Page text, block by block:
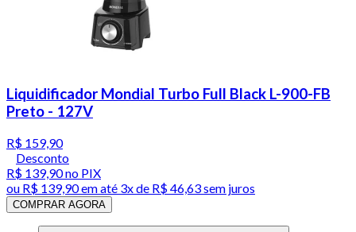
Liquidificador Mondial Turbo Full Black L-900-FB
Preto - 127V
R$ 159,90
Desconto
R$ 139,90no PIX
ou R$ 139,90em até 3x de R$ 46,63 sem juros
COMPRAR AGORA